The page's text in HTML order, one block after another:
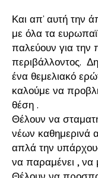
Και απ’ αυτή την
με όλα τα
παλεύουν για την
περιβάλλοντος.
ένα θεμελιακό
καλούμε να
θέση .
Θέλουν να
νέων καθημερινά
απλά την
να παραμένει , να